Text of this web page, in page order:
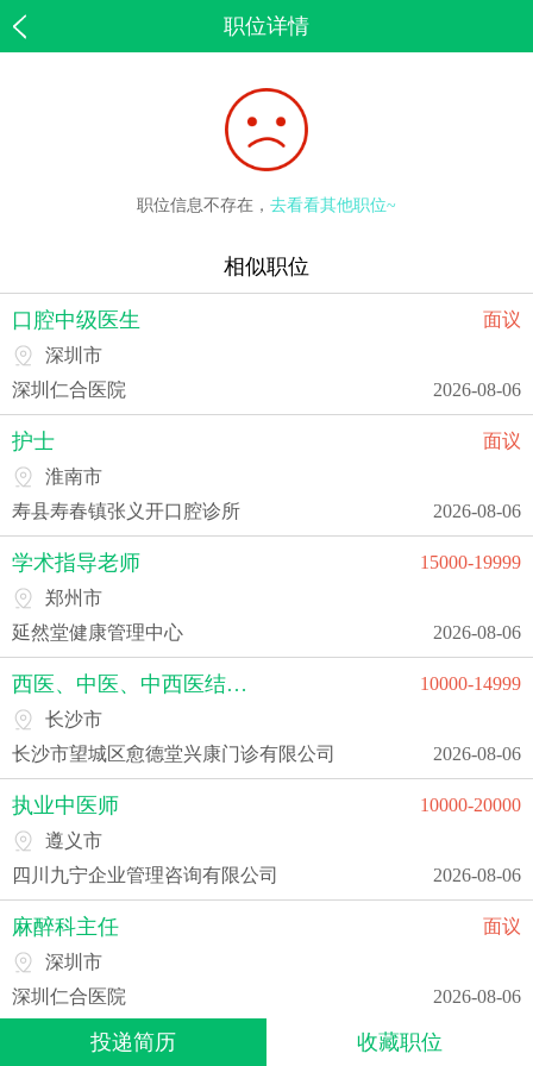
职位详情
职位信息不存在， 去看看其他职位~
相似职位
口腔中级医生
面议
深圳市
深圳仁合医院
2026-08-06
护士
面议
淮南市
寿县寿春镇张义开口腔诊所
2026-08-06
学术指导老师
15000-19999
郑州市
延然堂健康管理中心
2026-08-06
西医、中医、中西医结合医师
10000-14999
长沙市
长沙市望城区愈德堂兴康门诊有限公司
2026-08-06
执业中医师
10000-20000
遵义市
四川九宁企业管理咨询有限公司
2026-08-06
麻醉科主任
面议
深圳市
深圳仁合医院
2026-08-06
中医诊所负责人 10000-14999
投递简历 收藏职位